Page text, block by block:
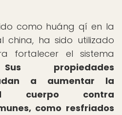
como huáng qí en la
china, ha sido utilizado
fortalecer el sistema
Sus propiedades
a aumentar la
cuerpo contra
como resfriados